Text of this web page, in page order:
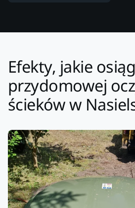
Efekty, jakie
przydomowej
ścieków w